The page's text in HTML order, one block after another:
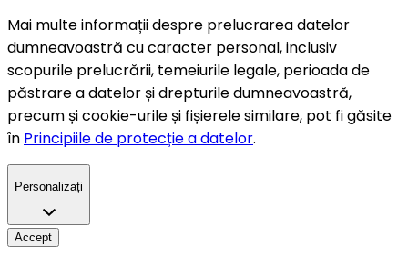
Mai multe informații despre prelucrarea datelor
dumneavoastră cu caracter personal, inclusiv
scopurile prelucrării, temeiurile legale, perioada de
păstrare a datelor și drepturile dumneavoastră,
precum și cookie-urile și fișierele similare, pot fi găsite
în Principiile de protecție a datelor.
Personalizați
Accept